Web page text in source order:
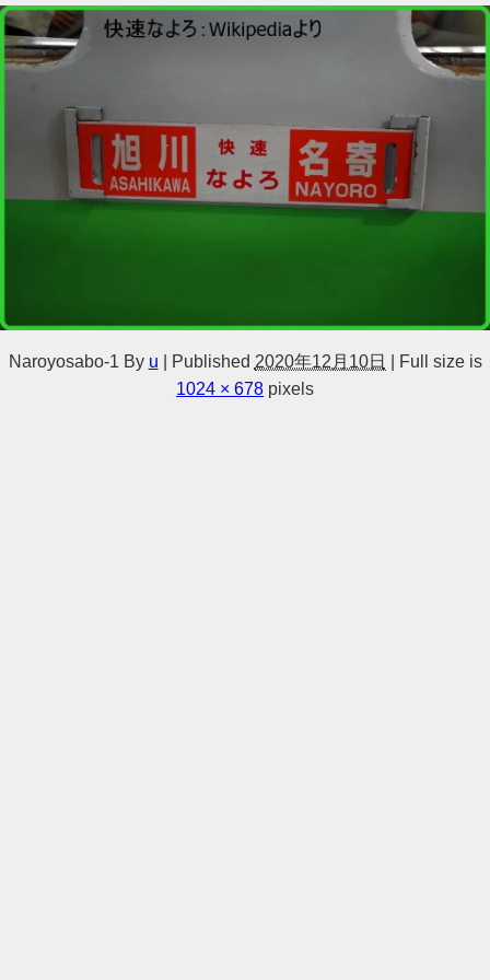
Naroyosabo-1 By u Published 2020年12月10日
Full size is
1024 × 678 pixels